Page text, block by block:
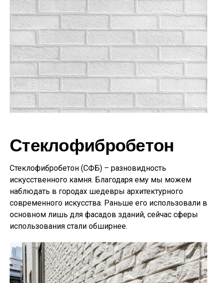
Стеклофибробетон
Стеклофибробетон (СФБ) – разновидность
искусственного камня. Благодаря ему мы можем
наблюдать в городах шедевры архитектурного
современного искусства. Раньше его использовали в
основном лишь для фасадов зданий, сейчас сферы
использования стали обширнее.